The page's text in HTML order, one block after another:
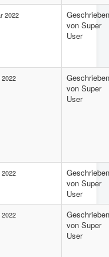
2022
Geschrieben
von Super
User
Geschrieben
von Super
User
2022
Geschrieben
von Super
User
2022
Geschrieben
von Super
User